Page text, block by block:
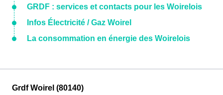
GRDF : services et contacts pour les Woirelois
Infos Électricité / Gaz Woirel
La consommation en énergie des Woirelois
Grdf Woirel (80140)